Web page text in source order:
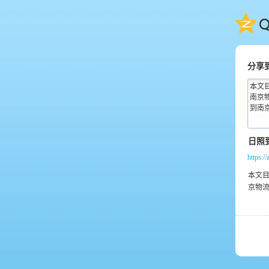
QQ
分享
本文
南京
到南
https://